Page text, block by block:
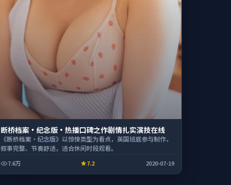
断桥档案·纪念版·热播口碑之作剧情扎实演技在线
《断桥档案·纪念版》以惊悚类型为看点，英国班底参与制作，
叙事完整、节奏舒适，适合休闲时段观看。
7.6万 7.2 2020-07-19